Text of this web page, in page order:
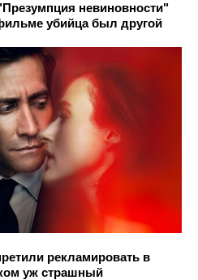
невиновности"
убийца был другой
рекламировать в
уж страшный